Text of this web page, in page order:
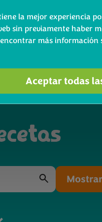
gourmetplaat? De
een gezonde, groene
met Bimi®,
met pancetta,
een frisse currysoep
la mejor experiencia
sin previamente haber
más
Aceptar todas